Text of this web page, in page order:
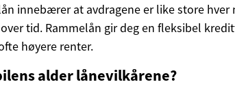
innebærer at avdragene er like store hver
tid. Rammelån gir deg en fleksibel
høyere renter.
alder lånevilkårene?